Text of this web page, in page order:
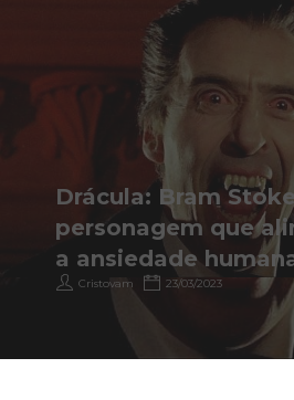
Drácula: Bram
personagem que
a ansiedade
Cristovam 23/03/2023